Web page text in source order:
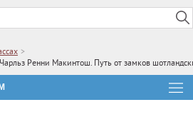
>
Ренни Макинтош. Путь от замков